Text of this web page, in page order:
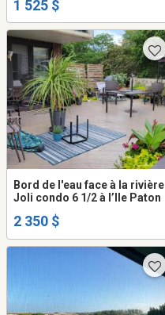
1 525 $
Bord de l'eau face à la rivière
Joli condo 6 1/2 à l’Ile Paton
2 350 $